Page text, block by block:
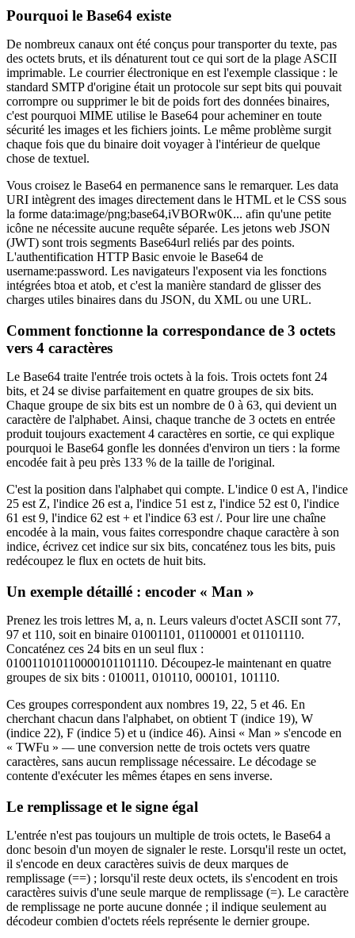
Pourquoi le Base64 existe
De nombreux canaux ont été conçus pour transporter du texte, pas
des octets bruts, et ils dénaturent tout ce qui sort de la plage ASCII
imprimable. Le courrier électronique en est l'exemple classique : le
standard SMTP d'origine était un protocole sur sept bits qui pouvait
corrompre ou supprimer le bit de poids fort des données binaires,
c'est pourquoi MIME utilise le Base64 pour acheminer en toute
sécurité les images et les fichiers joints. Le même problème surgit
chaque fois que du binaire doit voyager à l'intérieur de quelque
chose de textuel.
Vous croisez le Base64 en permanence sans le remarquer. Les data
URI intègrent des images directement dans le HTML et le CSS sous
la forme data:image/png;base64,iVBORw0K... afin qu'une petite
icône ne nécessite aucune requête séparée. Les jetons web JSON
(JWT) sont trois segments Base64url reliés par des points.
L'authentification HTTP Basic envoie le Base64 de
username:password. Les navigateurs l'exposent via les fonctions
intégrées btoa et atob, et c'est la manière standard de glisser des
charges utiles binaires dans du JSON, du XML ou une URL.
Comment fonctionne la correspondance de 3 octets
vers 4 caractères
Le Base64 traite l'entrée trois octets à la fois. Trois octets font 24
bits, et 24 se divise parfaitement en quatre groupes de six bits.
Chaque groupe de six bits est un nombre de 0 à 63, qui devient un
caractère de l'alphabet. Ainsi, chaque tranche de 3 octets en entrée
produit toujours exactement 4 caractères en sortie, ce qui explique
pourquoi le Base64 gonfle les données d'environ un tiers : la forme
encodée fait à peu près 133 % de la taille de l'original.
C'est la position dans l'alphabet qui compte. L'indice 0 est A, l'indice
25 est Z, l'indice 26 est a, l'indice 51 est z, l'indice 52 est 0, l'indice
61 est 9, l'indice 62 est + et l'indice 63 est /. Pour lire une chaîne
encodée à la main, vous faites correspondre chaque caractère à son
indice, écrivez cet indice sur six bits, concaténez tous les bits, puis
redécoupez le flux en octets de huit bits.
Un exemple détaillé : encoder « Man »
Prenez les trois lettres M, a, n. Leurs valeurs d'octet ASCII sont 77,
97 et 110, soit en binaire 01001101, 01100001 et 01101110.
Concaténez ces 24 bits en un seul flux :
010011010110000101101110. Découpez-le maintenant en quatre
groupes de six bits : 010011, 010110, 000101, 101110.
Ces groupes correspondent aux nombres 19, 22, 5 et 46. En
cherchant chacun dans l'alphabet, on obtient T (indice 19), W
(indice 22), F (indice 5) et u (indice 46). Ainsi « Man » s'encode en
« TWFu » — une conversion nette de trois octets vers quatre
caractères, sans aucun remplissage nécessaire. Le décodage se
contente d'exécuter les mêmes étapes en sens inverse.
Le remplissage et le signe égal
L'entrée n'est pas toujours un multiple de trois octets, le Base64 a
donc besoin d'un moyen de signaler le reste. Lorsqu'il reste un octet,
il s'encode en deux caractères suivis de deux marques de
remplissage (==) ; lorsqu'il reste deux octets, ils s'encodent en trois
caractères suivis d'une seule marque de remplissage (=). Le caractère
de remplissage ne porte aucune donnée ; il indique seulement au
décodeur combien d'octets réels représente le dernier groupe.